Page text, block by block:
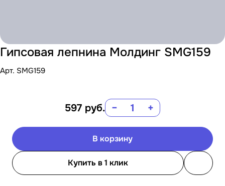
Гипсовая лепнина Молдинг SMG159
Арт. SMG159
597 руб. − +
В корзину
Купить в 1 клик